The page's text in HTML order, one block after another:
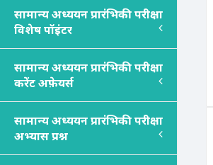
सामान्य अध्ययन प्रारंभिकी परीक्षा
विशेष पॉइंटर
सामान्य अध्ययन प्रारंभिकी परीक्षा
करेंट अफ़ेयर्स
सामान्य अध्ययन प्रारंभिकी परीक्षा
अभ्यास प्रश्न